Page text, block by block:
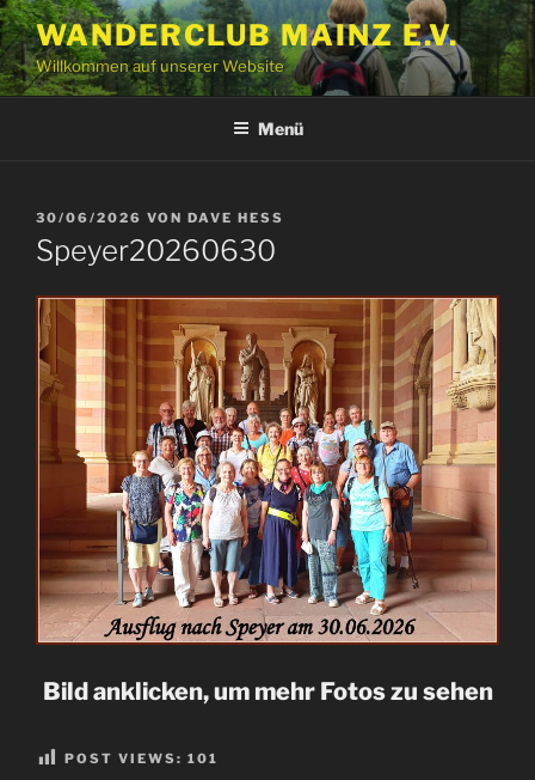
Zum
Inhalt
springen
WANDERCLUB MAINZ E.V.
Willkommen auf unserer Website
Menü
VERÖFFENTLICHT
AM
30/06/2026 VON DAVE HESS
Speyer20260630
Bild anklicken, um mehr Fotos zu sehen
POST VIEWS: 101